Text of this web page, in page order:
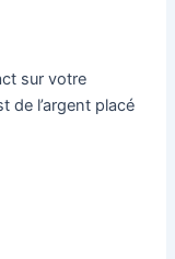
sur votre
de l’argent placé